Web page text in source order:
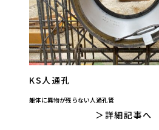
KS人通孔
躯体に異物が残らない人通孔管
詳細記事へ